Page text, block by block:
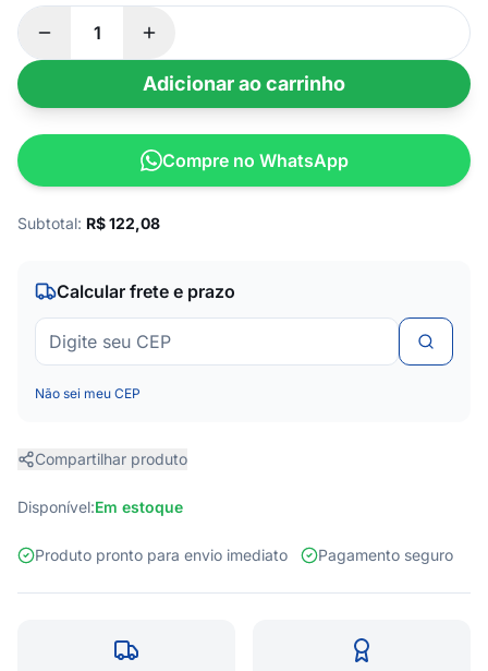
Adicionar ao carrinho
Compre no WhatsApp
Subtotal: R$122,08
Calcular frete e prazo
Não sei meu CEP
Compartilhar produto
Disponível:Em estoque
Produto pronto para envio imediato Pagamento seguro